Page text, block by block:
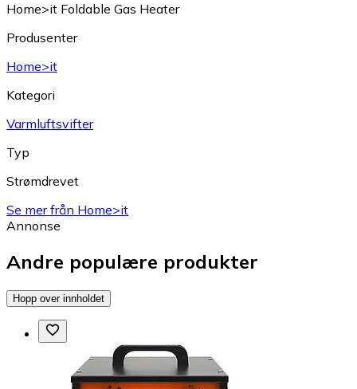
Home>it Foldable Gas Heater
Produsenter
Home>it
Kategori
Varmluftsvifter
Typ
Strømdrevet
Se mer från Home>it
Annonse
Andre populære produkter
Hopp over innholdet